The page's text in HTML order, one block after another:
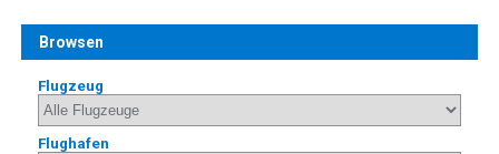
Browsen
Flugzeug
Flughafen